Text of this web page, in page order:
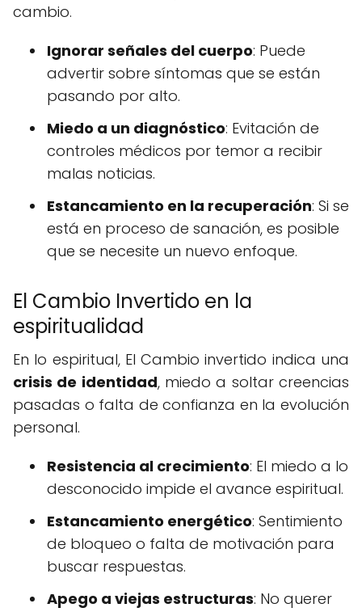
cambio.
Ignorar señales del cuerpo: Puede
advertir sobre síntomas que se están
pasando por alto.
Miedo a un diagnóstico: Evitación de
controles médicos por temor a recibir
malas noticias.
Estancamiento en la recuperación: Si se
está en proceso de sanación, es posible
que se necesite un nuevo enfoque.
El Cambio Invertido en la
espiritualidad
En lo espiritual, El Cambio invertido indica una
crisis de identidad, miedo a soltar creencias
pasadas o falta de confianza en la evolución
personal.
Resistencia al crecimiento: El miedo a lo
desconocido impide el avance espiritual.
Estancamiento energético: Sentimiento
de bloqueo o falta de motivación para
buscar respuestas.
Apego a viejas estructuras: No querer